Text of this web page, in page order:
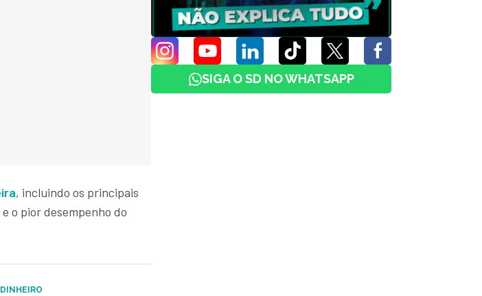
, incluindo os principais
o pior desempenho do
SIGA O SD NO WHATSAPP